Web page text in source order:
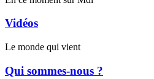
Vidéos
Le monde qui vient
Qui sommes-nous ?